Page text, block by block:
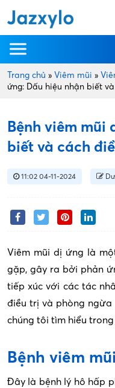
Trang chủ » Viêm mũi »
ứng: Dấu hiệu nhận biết
Bệnh viêm mũi
biết và cách
11:02 04-11-2024
Viêm mũi dị ứng là
gặp, gây ra bởi phản
tiếp xúc với các tác
điều trị và phòng ngừa
chúng tôi tìm hiểu
Bệnh viêm
Đây là bệnh lý hô hấp